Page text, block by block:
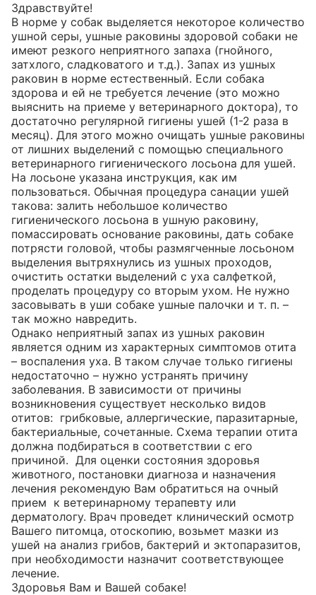
Здравствуйте!
В норме у собак выделяется некоторое количество
ушной серы, ушные раковины здоровой собаки не
имеют резкого неприятного запаха (гнойного,
затхлого, сладковатого и т.д.). Запах из ушных
раковин в норме естественный. Если собака
здорова и ей не требуется лечение (это можно
выяснить на приеме у ветеринарного доктора), то
достаточно регулярной гигиены ушей (1-2 раза в
месяц). Для этого можно очищать ушные раковины
от лишних выделений с помощью специального
ветеринарного гигиенического лосьона для ушей.
На лосьоне указана инструкция, как им
пользоваться. Обычная процедура санации ушей
такова: залить небольшое количество
гигиенического лосьона в ушную раковину,
помассировать основание раковины, дать собаке
потрясти головой, чтобы размягченные лосьоном
выделения вытряхнулись из ушных проходов,
очистить остатки выделений с уха салфеткой,
проделать процедуру со вторым ухом. Не нужно
засовывать в уши собаке ушные палочки и т. п. –
так можно навредить.
Однако неприятный запах из ушных раковин
является одним из характерных симптомов отита
– воспаления уха. В таком случае только гигиены
недостаточно – нужно устранять причину
заболевания. В зависимости от причины
возникновения существует несколько видов
отитов:  грибковые, аллергические, паразитарные,
бактериальные, сочетанные. Схема терапии отита
должна подбираться в соответствии с его
причиной.  Для оценки состояния здоровья
животного, постановки диагноза и назначения
лечения рекомендую Вам обратиться на очный
прием  к ветеринарному терапевту или
дерматологу. Врач проведет клинический осмотр
Вашего питомца, отоскопию, возьмет мазки из
ушей на анализ грибов, бактерий и эктопаразитов,
при необходимости назначит соответствующее
лечение.
Здоровья Вам и Вашей собаке!